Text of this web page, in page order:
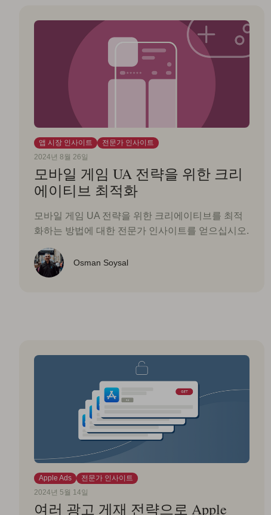
앱 시장 인사이트
전문가 인사이트
2024년 8월 26일
모바일 게임 UA 전략을 위한 크리
에이티브 최적화
모바일 게임 UA 전략을 위한 크리에이티브를 최적
화하는 방법에 대한 전문가 인사이트를 얻으십시오.
Osman Soysal
Apple Ads
전문가 인사이트
2024년 5월 14일
여러 광고 게재 전략으로 Apple